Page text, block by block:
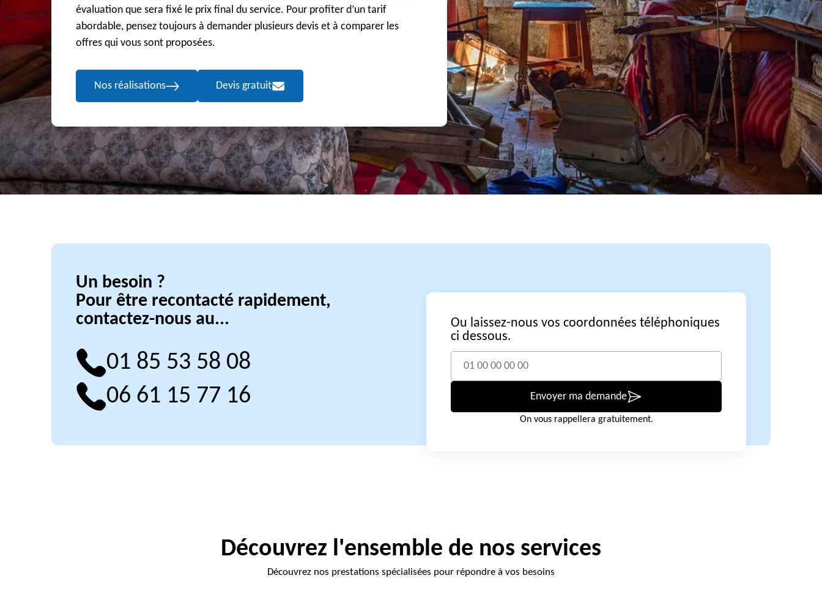
évaluation que sera fixé le prix final du service. Pour profiter d’un tarif
abordable, pensez toujours à demander plusieurs devis et à comparer les
offres qui vous sont proposées.
Nos réalisations Devis gratuit
Un besoin ?
Pour être recontacté rapidement,
contactez-nous au...
01 85 53 58 08
06 61 15 77 16
Ou laissez-nous vos coordonnées téléphoniques
ci dessous.
Envoyer ma demande
On vous rappellera gratuitement.
Découvrez l'ensemble de nos services
Découvrez nos prestations spécialisées pour répondre à vos besoins